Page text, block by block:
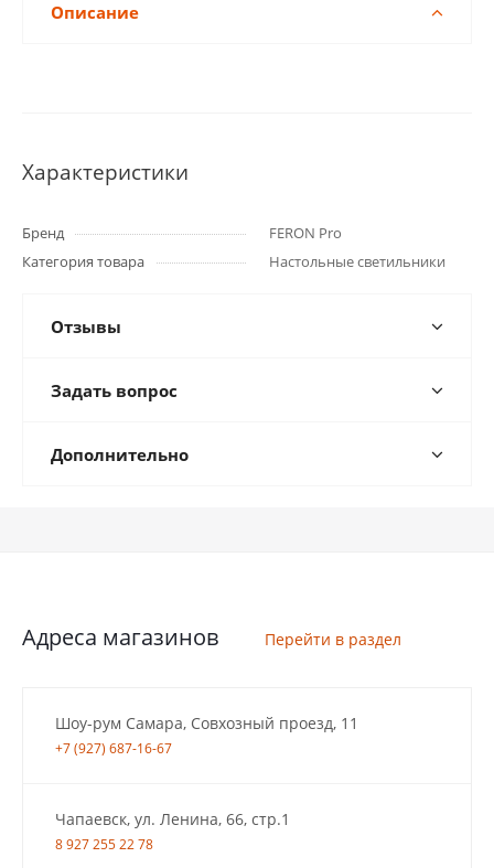
Описание
Характеристики
Бренд
FERON Pro
Категория товара
Настольные светильники
Отзывы
Задать вопрос
Дополнительно
Адреса магазинов Перейти в раздел
Шоу-рум Самара, Совхозный проезд, 11
+7 (927) 687-16-67
Чапаевск, ул. Ленина, 66, стр.1
8 927 255 22 78